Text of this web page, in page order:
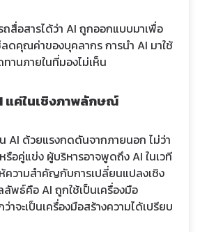
ถสื่อสารได้ว่า AI ถูกออกแบบมาเพื่อ
ดคุณค่าของบุคลากร การนำ AI มาใช้
านภายในที่มองไม่เห็น
แค่ในเชิงภาพลักษณ์
AI ด้วยแรงกดดันจากภายนอก ไม่ว่า
รือคู่แข่ง ผู้บริหารอาจพูดถึง AI ในเวที
ความสำคัญกับการเปลี่ยนแปลงเชิง
ลัพธ์คือ AI ถูกใช้เป็นเครื่องมือ
าจะเป็นเครื่องมือสร้างความได้เปรียบ